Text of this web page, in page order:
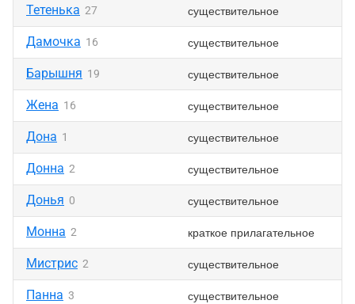
Тетенька 27 существительное
Дамочка 16 существительное
Барышня 19 существительное
Жена 16 существительное
Дона 1 существительное
Донна 2 существительное
Донья 0 существительное
Монна 2 краткое прилагательное
Мистрис 2 существительное
Панна 3 существительное